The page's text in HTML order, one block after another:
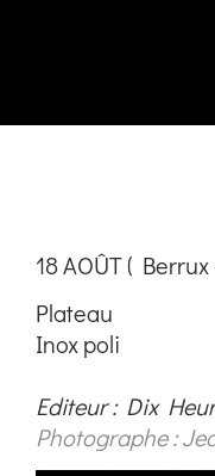
18 AOÛT (
Plateau
Inox poli
Editeur : Dix
Photographe :